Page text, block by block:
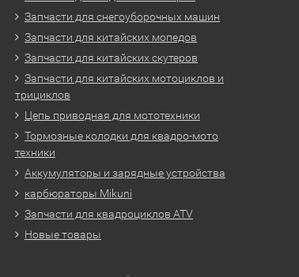
Запчасти для снегоуборочных машин
Запчасти для китайских мопедов
Запчасти для китайских скутеров
Запчасти для китайских мотоциклов и
трициклов
Цепь приводная для мототехники
Тормозные колодки для квадро-мото
техники
Аккумуляторы и зарядные устройства
карбюраторы Mikuni
Запчасти для квадроциклов ATV
Новые товары